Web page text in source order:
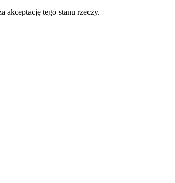
tego stanu rzeczy.